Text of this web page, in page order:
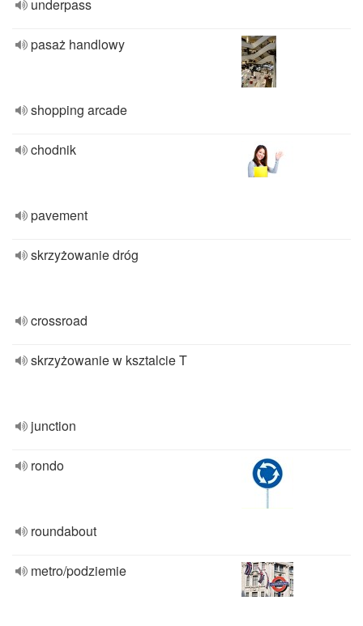
underpass
pasaż handlowy
shopping arcade
chodnik
pavement
skrzyżowanie dróg
crossroad
skrzyżowanie w ksztalcie T
junction
rondo
roundabout
metro/podziemie